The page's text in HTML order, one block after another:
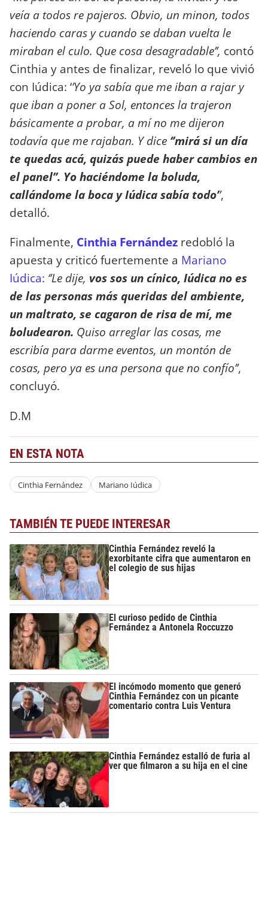
veía a todos re pajeros. Obvio, un minon, todos
haciendo caras y cuando se daban vuelta le
miraban el culo. Que cosa desagradable’’, contó
Cinthia y antes de finalizar, reveló lo que vivió
con Iúdica: ‘’Yo ya sabía que me iban a rajar y
que iban a poner a Sol, entonces la trajeron
básicamente a probar, a mí no me dijeron
todavía que me rajaban. Y dice ‘’mirá si un día
te quedas acá, quizás puede haber cambios en
el panel’’. Yo haciéndome la boluda,
callándome la boca y Iúdica sabía todo’’,
detalló.
Finalmente, Cinthia Fernández redobló la
apuesta y criticó fuertemente a Mariano
Iúdica: ‘’Le dije, vos sos un cínico, Iúdica no es
de las personas más queridas del ambiente,
un maltrato, se cagaron de risa de mí, me
boludearon. Quiso arreglar las cosas, me
escribía para darme eventos, un montón de
cosas, pero ya es una persona que no confío’’,
concluyó.
D.M
EN ESTA NOTA
Cinthia Fernández Mariano Iúdica
TAMBIÉN TE PUEDE INTERESAR
Cinthia Fernández reveló la
exorbitante cifra que aumentaron en
el colegio de sus hijas
El curioso pedido de Cinthia
Fernández a Antonela Roccuzzo
El incómodo momento que generó
Cinthia Fernández con un picante
comentario contra Luis Ventura
Cinthia Fernández estalló de furia al
ver que filmaron a su hija en el cine